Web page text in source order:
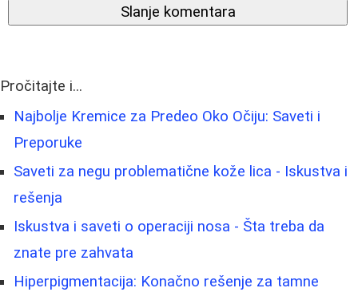
Slanje komentara
Pročitajte i...
Najbolje Kremice za Predeo Oko Očiju: Saveti i
Preporuke
Saveti za negu problematične kože lica - Iskustva i
rešenja
Iskustva i saveti o operaciji nosa - Šta treba da
znate pre zahvata
Hiperpigmentacija: Konačno rešenje za tamne